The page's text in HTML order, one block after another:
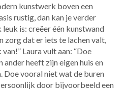
kunstwerk boven een
rustig,dan kan je verder
is: creëer één kunstwand
zorg dat er iets te lachen valt,
van!” Laura vult aan: “Doe
ander heeft zijn eigen huis en
Doe vooral niet wat de buren
door bijvoorbeeld een